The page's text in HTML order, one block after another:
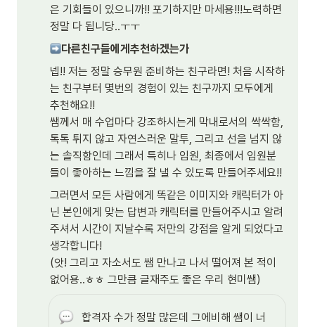
은 기회들이 있으니까!! 포기하지만 마세용!!!노력하면
정말 다 됩니당..ㅜㅜ
다른친구들에게추천하겠는가
넵!! 저는 정말 승무원 준비하는 친구라면! 처음 시작하
는 친구부터 몇번의 경험이 있는 친구까지 모두에게
추천해요!!
쌤께서 매 수업마다 강조하시는게 막내로서의 싹싹함,
톡톡 튀지 않고 자연스러운 말투, 그리고 선을 넘지 않
는 솔직함인데 그래서 특히나 임원, 최종에서 임원분
들이 좋아하는 느낌을 잘 낼 수 있도록 만들어주세요!!
그러면서 모든 사람에게 똑같은 이미지와 캐릭터가 아
닌 본인에게 맞는 답변과 캐릭터를 만들어주시고 알려
주셔서 시간이 지날수록 저만의 강점을 알게 되었다고
생각합니다!
(앗! 그리고 자소서도 쌤 만나고 나서 떨어져 본 적이
없어용..ㅎㅎ 그만큼 글재주도 좋은 우리 현미쌤)
합격자 수가 정말 많은데 그에비해 쌤이 너